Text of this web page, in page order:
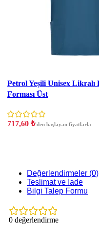
Petrol Yeşili Unisex
Forması Üst
717,60 ₺'den başlayan fiyatlarla
Değerlendirmeler (0)
Teslimat ve İade
Bilgi Talep Formu
0 değerlendirme